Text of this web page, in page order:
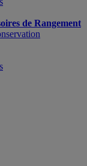
de Rangement